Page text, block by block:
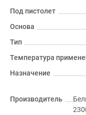
Под пистолет
Основа
Тип
Температура
Назначение
Производитель